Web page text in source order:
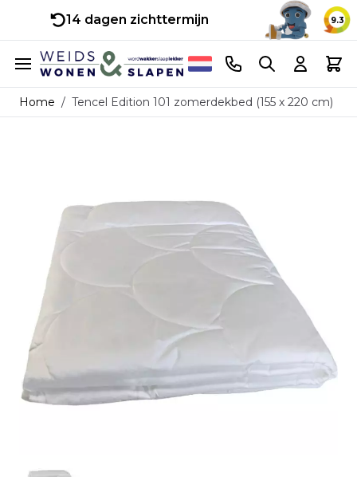
14 dagen zichttermijn 9.3
Ga naar de inhoud
Telefoonnummer
Search Cart
Home / Tencel Edition 101 zomerdekbed (155 x 220 cm)